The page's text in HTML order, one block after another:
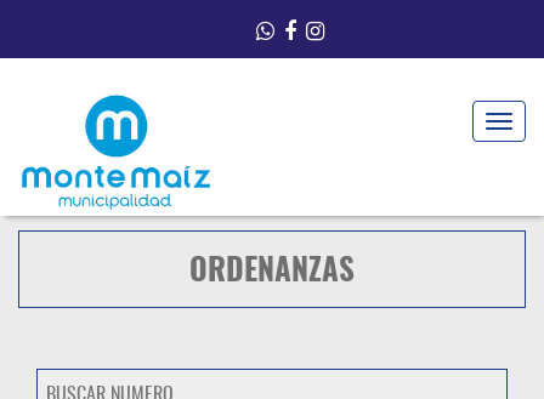
Toggle
ORDENANZAS